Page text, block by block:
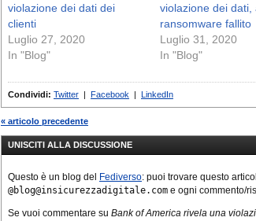
violazione dei dati dei
clienti
Luglio 27, 2020
In "Blog"
violazione dei dati,
ransomware fallito
Luglio 31, 2020
In "Blog"
Condividi: Twitter | Facebook | LinkedIn
« articolo precedente
UNISCITI ALLA DISCUSSIONE
Questo è un blog del Fediverso: puoi trovare questo
@blog@insicurezzadigitale.com e ogni commento/
Se vuoi commentare su Bank of America rivela una